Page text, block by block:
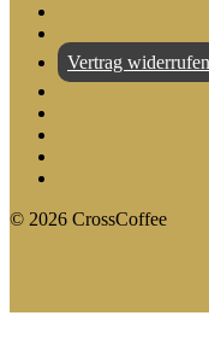
Vertrag widerrufen
© 2026 CrossCoffee